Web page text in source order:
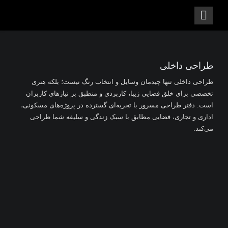
طراحی داخلی
طراحی داخلی تنها چیدمان وسایل و انتخاب رنگ نیست؛ بلکه هنری
تخصصی برای خلق فضایی زیبا، کاربردی و منطبق بر نیازهای کاربران
است. دفتر طراحی مسرور با تجربه‌ای گسترده در پروژه‌های مسکونی،
اداری و تجاری، فضایی مطابق با سبک زندگی و سلیقه شما طراحی
می‌کند.